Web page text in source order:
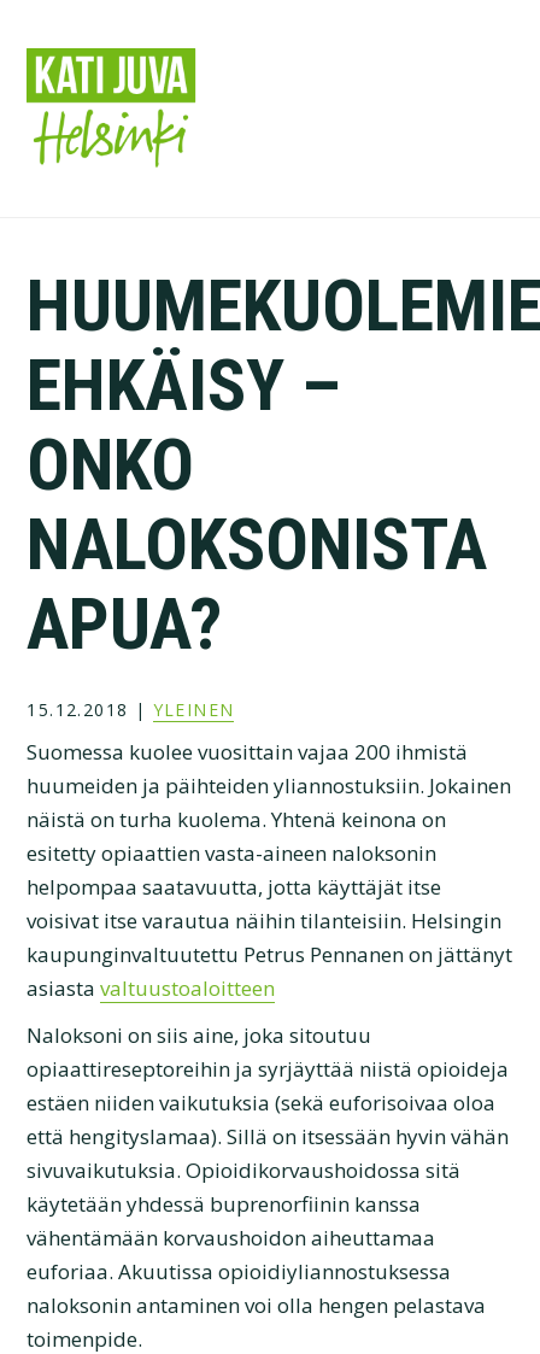
pääsisältöön
EHKÄISY –
ONKO
NALOKSONISTA
APUA?
15.12.2018 | YLEINEN
Suomessa kuolee vuosittain vajaa 200 ihmistä
huumeiden ja päihteiden yliannostuksiin. Jokainen
näistä on turha kuolema. Yhtenä keinona on
esitetty opiaattien vasta-aineen naloksonin
helpompaa saatavuutta, jotta käyttäjät itse
voisivat itse varautua näihin tilanteisiin. Helsingin
kaupunginvaltuutettu Petrus Pennanen on jättänyt
asiastavaltuustoaloitteen
Naloksoni on siis aine, joka sitoutuu
opiaattireseptoreihin ja syrjäyttää niistä opioideja
estäen niiden vaikutuksia (sekä euforisoivaa oloa
että hengityslamaa). Sillä on itsessään hyvin vähän
sivuvaikutuksia. Opioidikorvaushoidossa sitä
käytetään yhdessä buprenorfiinin kanssa
vähentämään korvaushoidon aiheuttamaa
euforiaa. Akuutissa opioidiyliannostuksessa
naloksonin antaminen voi olla hengen pelastava
toimenpide.